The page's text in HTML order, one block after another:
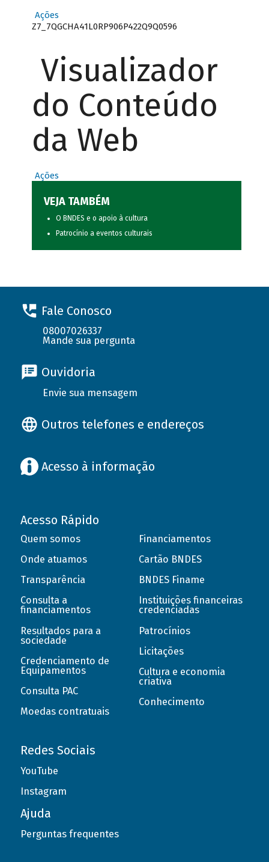
Ações
Z7_7QGCHA41L0RP906P422Q9Q0596
Visualizador
do Conteúdo
da Web
Ações
VEJA TAMBÉM
O BNDES e o apoio à cultura
Patrocínio a eventos culturais
Fale Conosco
08007026337
Mande sua pergunta
Ouvidoria
Envie sua mensagem
Outros telefones e endereços
Acesso à informação
Acesso Rápido
Quem somos
Onde atuamos
Transparência
Consulta a
financiamentos
Resultados para a
sociedade
Credenciamento de
Equipamentos
Consulta PAC
Moedas contratuais
Financiamentos
Cartão BNDES
BNDES Finame
Instituições financeiras
credenciadas
Patrocínios
Licitações
Cultura e economia
criativa
Conhecimento
Redes Sociais
YouTube
Instagram
Ajuda
Perguntas frequentes